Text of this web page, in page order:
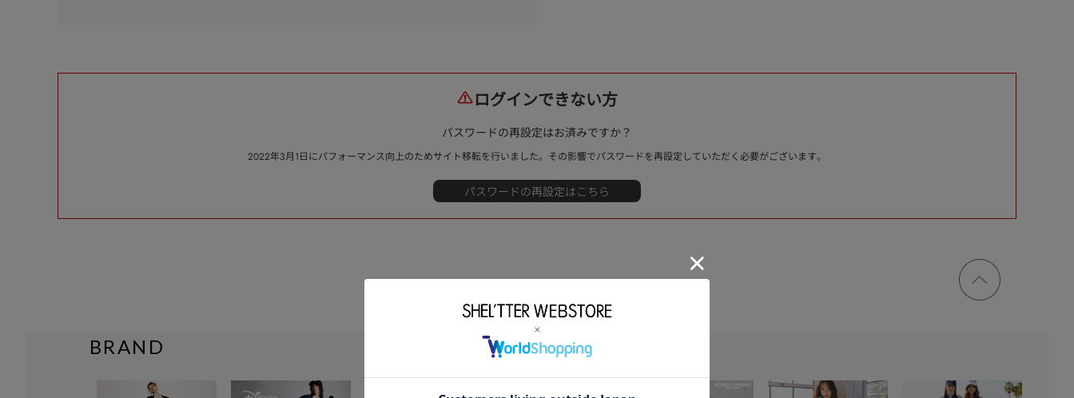
ログインできない方
パスワードの再設定はお済みですか？
2022年3月1日にパフォーマンス向上のためサイト移転を行いました。その影響でパスワードを再設定していただく必要がございます。
ページ
トップ
BRAND